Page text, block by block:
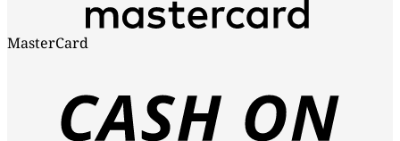
MasterCard